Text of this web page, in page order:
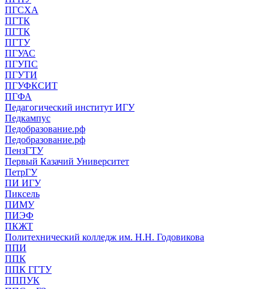
ПГСХА
ПГТК
ПГТК
ПГТУ
ПГУАС
ПГУПС
ПГУТИ
ПГУФКСИТ
ПГФА
Педагогический институт ИГУ
Педкампус
Педобразование.рф
Педобразование.рф
ПензГТУ
Первый Казачий Университет
ПетрГУ
ПИ ИГУ
Пиксель
ПИМУ
ПИЭФ
ПКЖТ
Политехнический колледж им. Н.Н. Годовикова
ППИ
ППК
ППК ГГТУ
ПППУК